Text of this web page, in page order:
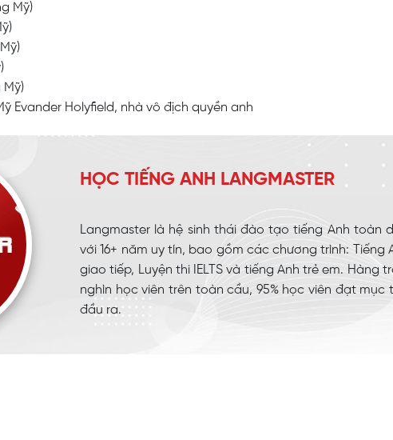
Mỹ)
Mỹ)
Evander Holyfield, nhà vô địch quyền anh
HỌC TIẾNG ANH LANGMASTER
Langmaster là hệ sinh thái đào tạo tiếng Anh toàn
với 16+ năm uy tín, bao gồm các chương trình: Tiếng
giao tiếp, Luyện thi IELTS và tiếng Anh trẻ em. Hàng
nghìn học viên trên toàn cầu, 95% học viên đạt mục
đầu ra.